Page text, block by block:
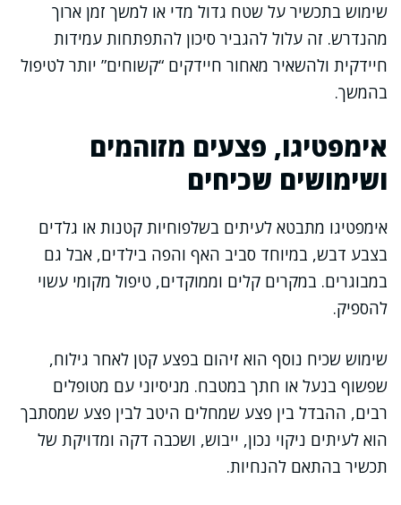
שימוש בתכשיר על שטח גדול מדי או למשך זמן ארוך
מהנדרש. זה עלול להגביר סיכון להתפתחות עמידות
חיידקית ולהשאיר מאחור חיידקים “קשוחים” יותר לטיפול
בהמשך.
אימפטיגו, פצעים מזוהמים
ושימושים שכיחים
אימפטיגו מתבטא לעיתים בשלפוחיות קטנות או גלדים
בצבע דבש, במיוחד סביב האף והפה בילדים, אבל גם
במבוגרים. במקרים קלים וממוקדים, טיפול מקומי עשוי
להספיק.
שימוש שכיח נוסף הוא זיהום בפצע קטן לאחר גילוח,
שפשוף בנעל או חתך במטבח. מניסיוני עם מטופלים
רבים, ההבדל בין פצע שמחלים היטב לבין פצע שמסתבך
הוא לעיתים ניקוי נכון, ייבוש, ושכבה דקה ומדויקת של
תכשיר בהתאם להנחיות.